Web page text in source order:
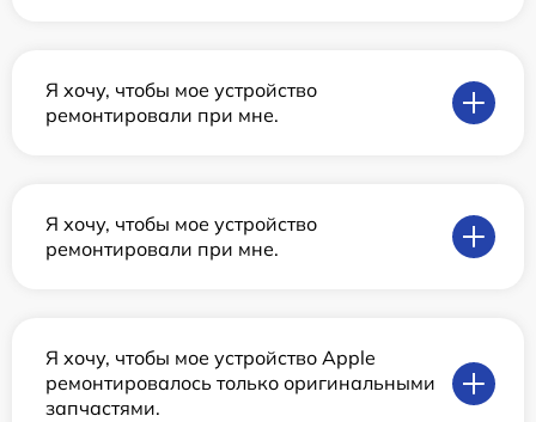
Я хочу, чтобы мое устройство
ремонтировали при мне.
Я хочу, чтобы мое устройство
ремонтировали при мне.
Я хочу, чтобы мое устройство Apple
ремонтировалось только оригинальными
запчастями.